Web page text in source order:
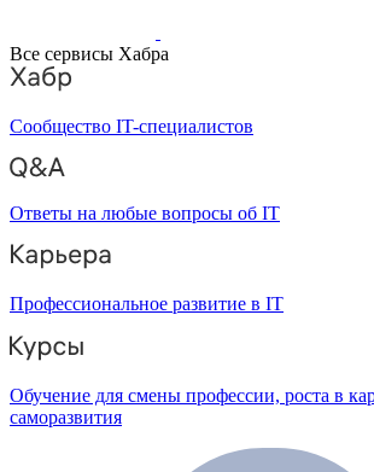
Все сервисы Хабра
Сообщество IT-специалистов
Ответы на любые вопросы об IT
Профессиональное развитие в IT
Обучение для смены профессии, роста в
саморазвития